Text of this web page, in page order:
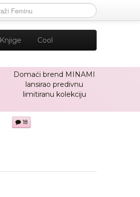
Knjige Cool
Domaći brend MINAMI
lansirao predivnu
limitiranu kolekciju
18